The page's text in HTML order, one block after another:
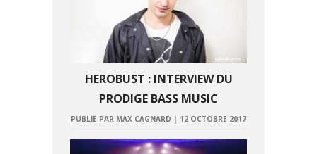
HEROBUST : INTERVIEW DU
PRODIGE BASS MUSIC
PUBLIÉ PAR MAX CAGNARD | 12 OCTOBRE 2017